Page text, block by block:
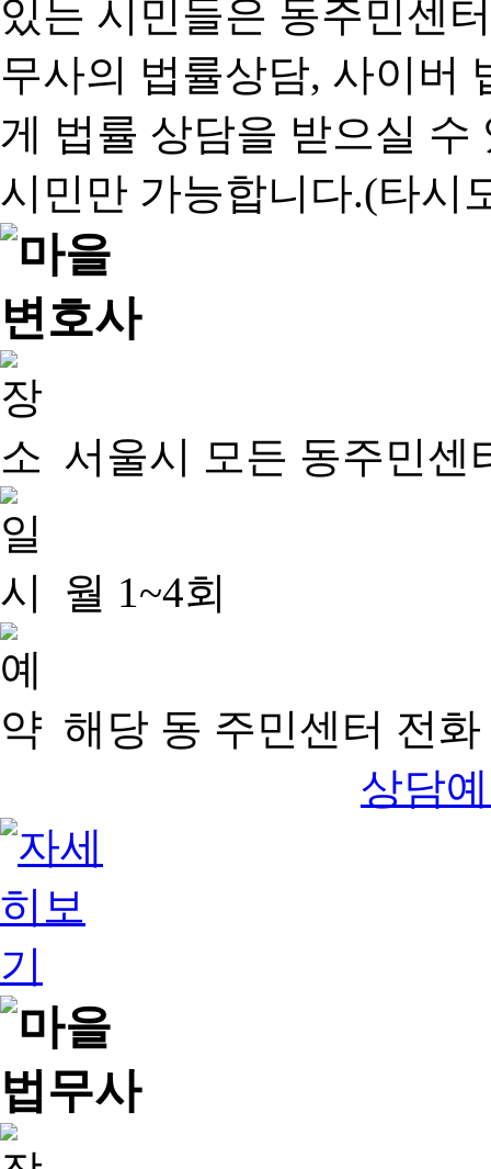
서울시 모든 동주민센
월 1~4회
해당 동 주민센터 전
상담